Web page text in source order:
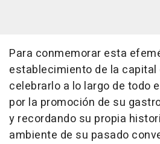
Para conmemorar esta
establecimiento de la
celebrarlo a lo largo de todo
por la promoción de su
y recordando su propia
ambiente de su pasado